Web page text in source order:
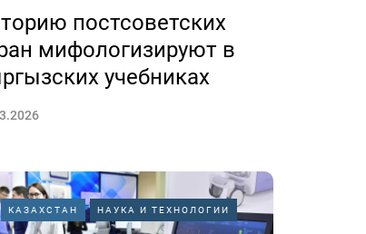
постсоветских
мифологизируют в
учебниках
КАЗАХСТАН НАУКА И ТЕХНОЛОГИИ